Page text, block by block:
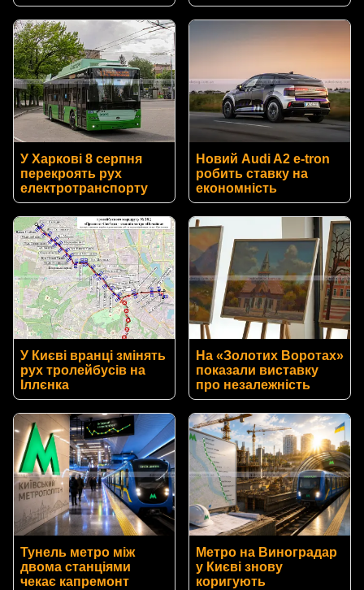
У Харкові 8 серпня
перекроять рух
електротранспорту
Новий Audi A2 e-tron
робить ставку на
економність
У Києві вранці змінять
рух тролейбусів на
Іллєнка
На «Золотих Воротах»
показали виставку
про незалежність
Тунель метро між
двома станціями
чекає капремонт
Метро на Виноградар
у Києві знову
коригують